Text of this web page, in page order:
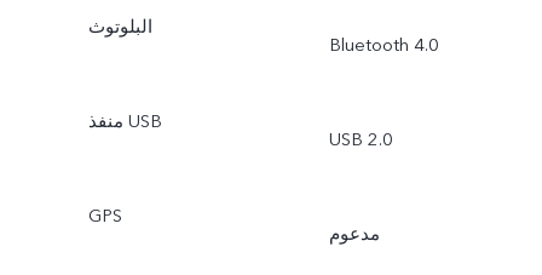
البلوتوث
Bluetooth 4.0
منفذ USB
USB 2.0
GPS
مدعوم